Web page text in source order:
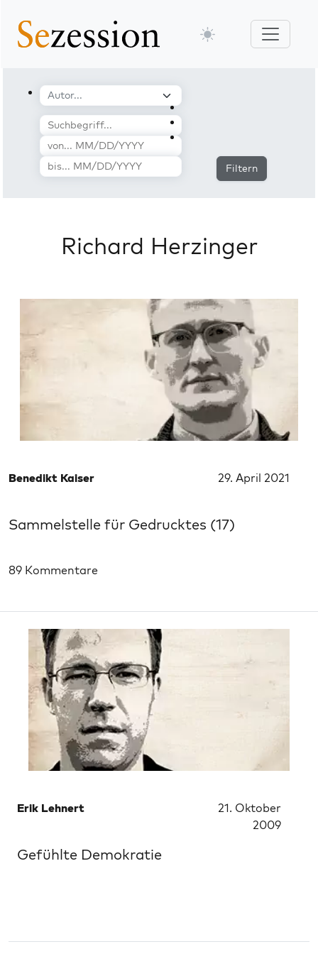
Filtern
Richard Herzinger
Benedikt Kaiser 29. April 2021
Sammelstelle für Gedrucktes (17)
89 Kommentare
Erik Lehnert
21. Oktober
2009
Gefühlte Demokratie